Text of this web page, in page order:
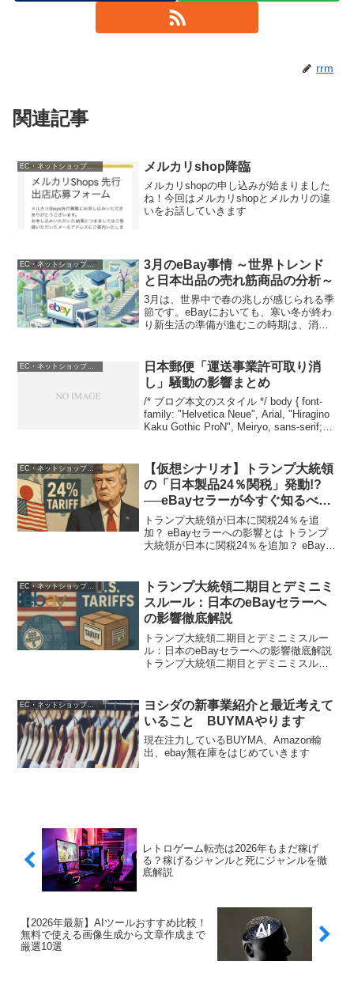
rrm
関連記事
EC・ネットショップ運営 メルカリshop降臨
メルカリshopの申し込みが始まりました
ね！今回はメルカリshopとメルカリの違
いをお話していきます
EC・ネットショップ運営
3月のeBay事情 ～世界トレンド
と日本出品の売れ筋商品の分析～
3月は、世界中で春の兆しが感じられる季
節です。eBayにおいても、寒い冬が終わ
り新生活の準備が進むこの時期は、消費
なります。また、日本からの出品におい
ても、国内ならでは...
日本郵便「運送事業許可取り消
し」騒動の影響まとめ
/* ブログ本文のスタイル */ body { font-
family: "Helvetica Neue", Arial, "Hiragino
Kaku Gothic ProN", Meiryo, sans-serif;
EC・ネットショップ運営
【仮想シナリオ】トランプ大統領
の「日本製品24％関税」発動!?
──eBayセラーが今すぐ知るべき
影響と対策
トランプ大統領が日本に関税24％を追
加？ eBayセラーへの影響とは トランプ
大統領が日本に関税24％を追加？ eBayセ
税を課すことを決定した」という仮定の
シナリ...
EC・ネットショップ運営
トランプ大統領二期目とデミニミ
スルール：日本のeBayセラーへ
の影響徹底解説
トランプ大統領二期目とデミニミスルー
ル：日本のeBayセラーへの影響徹底解説
トランプ大統領二期目とデミニミスルー
ンプ大統領は、いよいよ大統領職も順調
にこなし...
EC・ネットショップ運営
ヨシダの新事業紹介と最近考えて
いること BUYMAやります
現在注力しているBUYMA、Amazon輸
出、ebay無在庫をはじめていきます
レトロゲーム転売は2026年もまだ稼げ
る？稼げるジャンルと死にジャンルを徹
底解説
【2026年最新】AIツールおすすめ比較！
無料で使える画像生成から文章作成まで
厳選10選